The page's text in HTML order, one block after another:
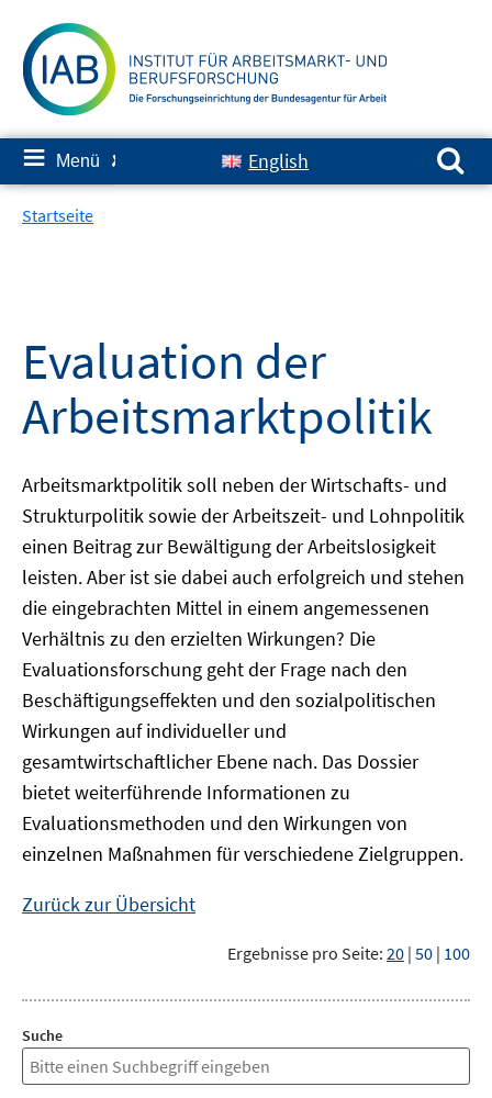
zum
Inhalt
≡ Menü ✘ English
Suchen nach:
Startseite
Evaluation der
Arbeitsmarktpolitik
Arbeitsmarktpolitik soll neben der Wirtschafts- und
Strukturpolitik sowie der Arbeitszeit- und Lohnpolitik
einen Beitrag zur Bewältigung der Arbeitslosigkeit
leisten. Aber ist sie dabei auch erfolgreich und stehen
die eingebrachten Mittel in einem angemessenen
Verhältnis zu den erzielten Wirkungen? Die
Evaluationsforschung geht der Frage nach den
Beschäftigungseffekten und den sozialpolitischen
Wirkungen auf individueller und
gesamtwirtschaftlicher Ebene nach. Das Dossier
bietet weiterführende Informationen zu
Evaluationsmethoden und den Wirkungen von
einzelnen Maßnahmen für verschiedene Zielgruppen.
Zurück zur Übersicht
Ergebnisse pro Seite: 20 | 50 | 100
Suche